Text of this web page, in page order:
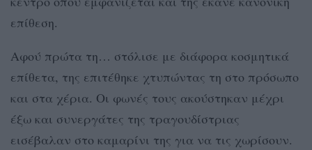
επίθεση.
Αφού πρώτα τη… στόλισε με διάφορα κοσμητικά
επίθετα, της επιτέθηκε χτυπώντας τη στο πρόσωπο
και στα χέρια. Οι φωνές τους ακούστηκαν μέχρι
έξω και συνεργάτες της τραγουδίστριας
εισέβαλαν στο καμαρίνι της για να τις χωρίσουν.